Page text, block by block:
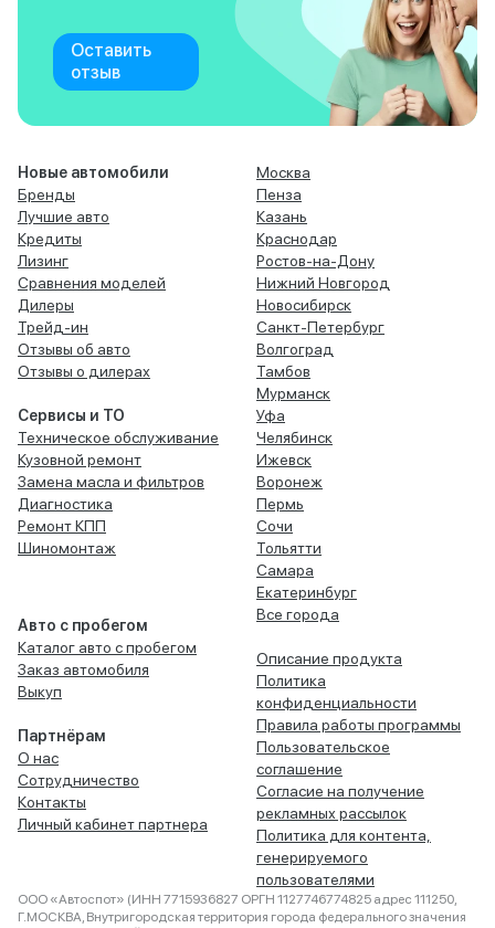
Оставить
отзыв
Новые автомобили
Бренды
Лучшие авто
Кредиты
Лизинг
Сравнения моделей
Дилеры
Трейд-ин
Отзывы об авто
Отзывы о дилерах
Сервисы и ТО
Техническое обслуживание
Кузовной ремонт
Замена масла и фильтров
Диагностика
Ремонт КПП
Шиномонтаж
Авто с пробегом
Каталог авто с пробегом
Заказ автомобиля
Выкуп
Партнёрам
О нас
Сотрудничество
Контакты
Личный кабинет партнера
Москва
Пенза
Казань
Краснодар
Ростов-на-Дону
Нижний Новгород
Новосибирск
Санкт-Петербург
Волгоград
Тамбов
Мурманск
Уфа
Челябинск
Ижевск
Воронеж
Пермь
Сочи
Тольятти
Самара
Екатеринбург
Все города
Описание продукта
Политика
конфиденциальности
Правила работы программы
Пользовательское
соглашение
Согласие на получение
рекламных рассылок
Политика для контента,
генерируемого
пользователями
ООО «Автоспот» (ИНН 7715936827 ОРГН 1127746774825 адрес 111250,
Г.МОСКВА, Внутригородская территория города федерального значения